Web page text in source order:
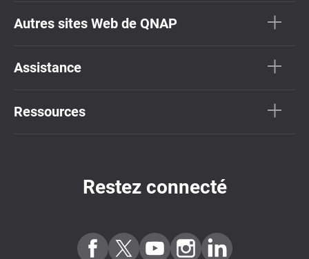
Autres sites Web de QNAP
Assistance
Ressources
Restez connecté